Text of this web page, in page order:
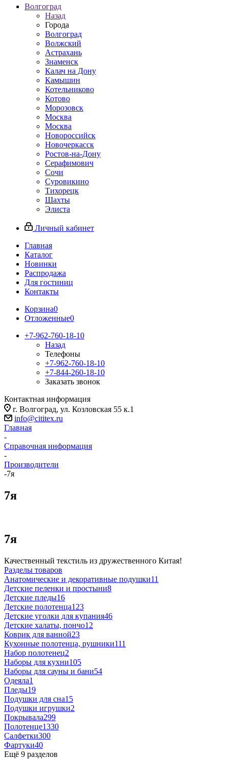
Волгоград
Назад
Города
Волгоград
Волжский
Астрахань
Знаменск
Калач на Дону
Камышин
Котельниково
Котово
Морозовск
Москва
Москва
Новороссийск
Новочеркасск
Ростов-на-Дону
Серафимович
Сочи
Суровикино
Тихорецк
Шахты
Элиста
Личный кабинет
Главная
Каталог
Новинки
Распродажа
Для гостиниц
Контакты
Корзина0
Отложенные0
+7-962-760-18-10
Назад
Телефоны
+7-962-760-18-10
+7-844-260-18-10
Заказать звонок
Контактная информация
г. Волгоград, ул. Козловская 55 к.1
info@cititex.ru
Главная
-
Справочная информация
-
Производители
-7я
7я
7я
Качественный текстиль из дружественного Китая!
Разделы товаров
Анатомические и декоративные подушки11
Детские пеленки и простыни8
Детские пледы16
Детские полотенца123
Детские уголки для купания46
Детские халаты, пончо12
Коврик для ванной23
Кухонные полотенца, рушники111
Набор полотенец2
Наборы для кухни105
Наборы для сауны и бани54
Одеяла1
Пледы19
Подушки для сна15
Подушки игрушки2
Покрывала299
Полотенце1330
Салфетки300
Фартуки40
Ещё 9 разделов